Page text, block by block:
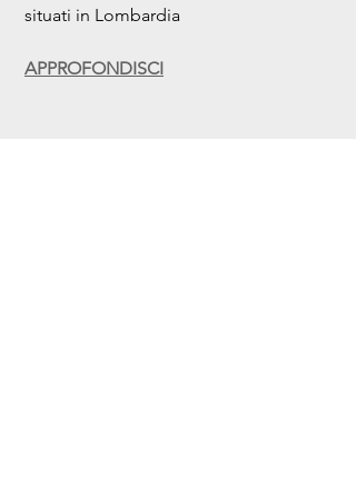
situati in Lombardia
APPROFONDISCI